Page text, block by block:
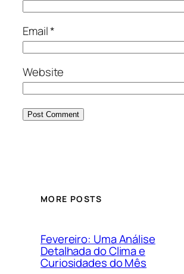
Email*
Website
MORE POSTS
Fevereiro: Uma Análise
Detalhada do Clima e
Curiosidades do Mês